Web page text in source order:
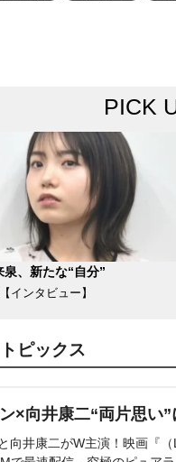
PICK
、新たな“自分”
インタビュー】
ピックス
×向井康二“両片思い”
向井康二がW主演！映画『